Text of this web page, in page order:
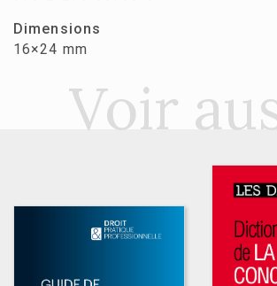
Dimensions
16×24 mm
Voir